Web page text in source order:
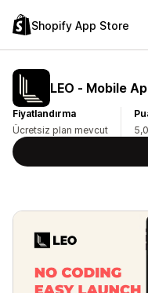
Shopify App Store
LEO ‑ Mobile
Fiyatlandırma
Ücretsiz plan mevcut
5,0